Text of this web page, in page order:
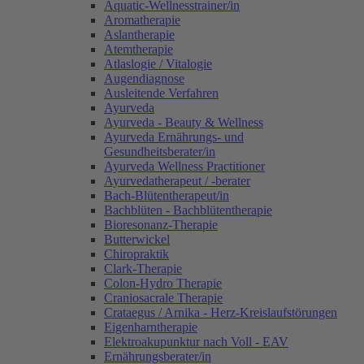
Aquatic-Wellnesstrainer/in
Aromatherapie
Aslantherapie
Atemtherapie
Atlaslogie / Vitalogie
Augendiagnose
Ausleitende Verfahren
Ayurveda
Ayurveda - Beauty & Wellness
Ayurveda Ernährungs- und
Gesundheitsberater/in
Ayurveda Wellness Practitioner
Ayurvedatherapeut / -berater
Bach-Blütentherapeut/in
Bachblüten - Bachblütentherapie
Bioresonanz-Therapie
Butterwickel
Chiropraktik
Clark-Therapie
Colon-Hydro Therapie
Craniosacrale Therapie
Crataegus / Arnika - Herz-Kreislaufstörungen
Eigenharntherapie
Elektroakupunktur nach Voll - EAV
Ernährungsberater/in